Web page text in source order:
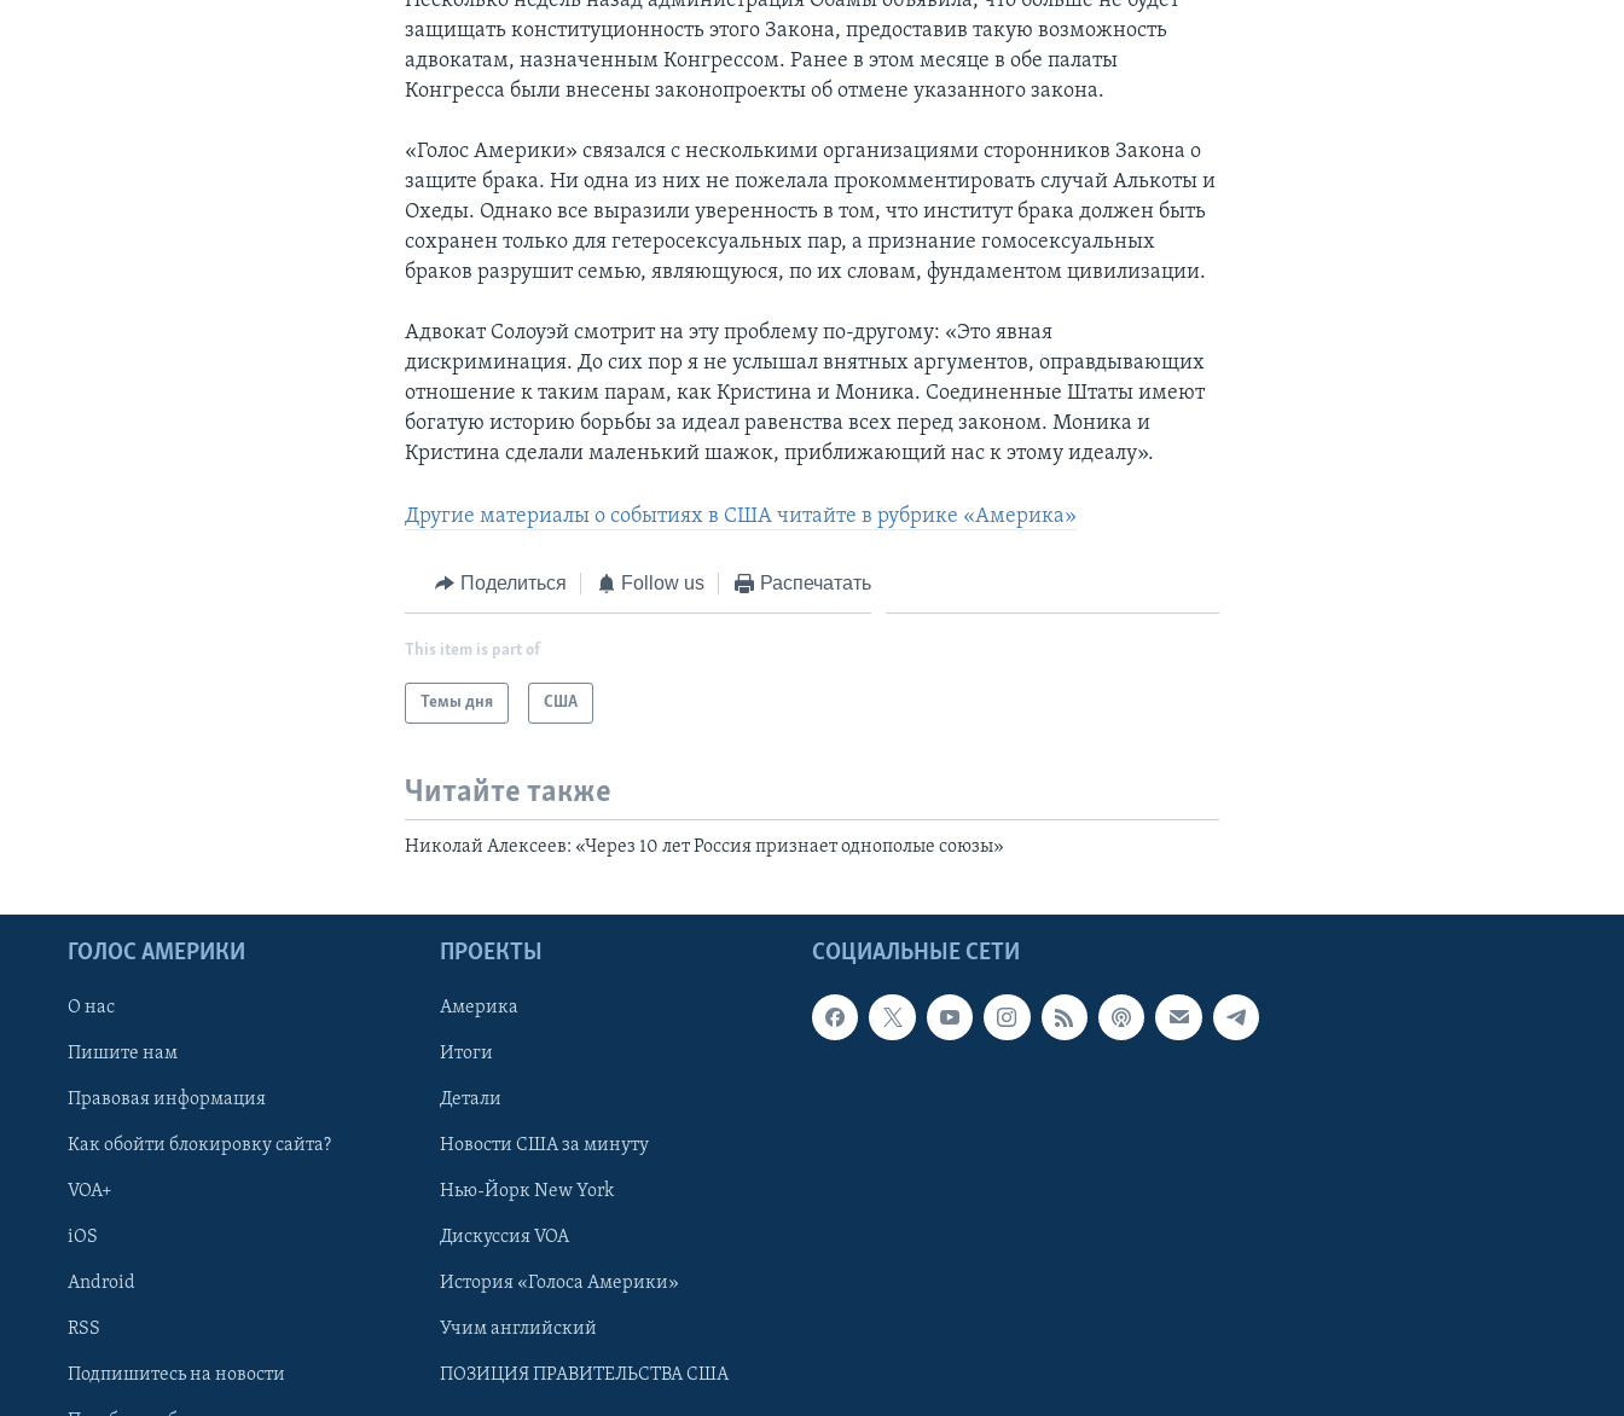
Learning English
защищать конституционность этого Закона, предоставив такую возможность
адвокатам, назначенным Конгрессом. Ранее в этом месяце в обе палаты
Конгресса были внесены законопроекты об отмене указанного закона.
«Голос Америки» связался с несколькими организациями сторонников Закона о
защите брака. Ни одна из них не пожелала прокомментировать случай Алькоты и
Охеды. Однако все выразили уверенность в том, что институт брака должен быть
сохранен только для гетеросексуальных пар, а признание гомосексуальных
браков разрушит семью, являющуюся, по их словам, фундаментом цивилизации.
Адвокат Солоуэй смотрит на эту проблему по-другому: «Это явная
дискриминация. До сих пор я не услышал внятных аргументов, оправдывающих
отношение к таким парам, как Кристина и Моника. Соединенные Штаты имеют
богатую историю борьбы за идеал равенства всех перед законом. Моника и
Кристина сделали маленький шажок, приближающий нас к этому идеалу».
Другие материалы о событиях в США читайте в рубрике «Америка»
Поделиться Follow us Распечатать
This item is part of
Темы дня США
Читайте также
Николай Алексеев: «Через 10 лет Россия признает однополые союзы»
СОЦИАЛЬНЫЕ СЕТИ
ГОЛОС АМЕРИКИ
О нас
Пишите нам
Правовая информация
Как обойти блокировку сайта?
VOA+
iOS
Android
RSS
Подпишитесь на новости
ПРОЕКТЫ
Америка
Итоги
Детали
Новости США за минуту
Нью-Йорк New York
Дискуссия VOA
История «Голоса Америки»
Учим английский
ПОЗИЦИЯ ПРАВИТЕЛЬСТВА США